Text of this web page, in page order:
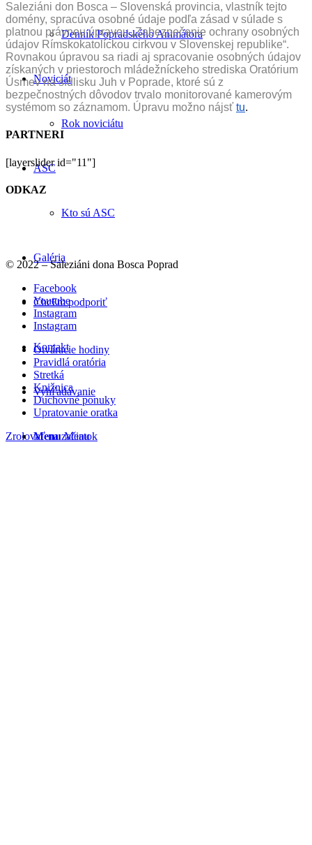
Denník Popradského Animátora
Noviciát
Rok noviciátu
ASC
Kto sú ASC
Galéria
Chc€m podporiť
Kontakt
Vyhľadávanie
Menu Menu
Saleziáni don Bosca – Slovenská provincia, vlastník tejto
domény, spracúva osobné údaje podľa zásad v súlade s
platnou právnou úpravou „Zabezpečenie ochrany osobných
údajov Rímskokatolíckou cirkvou v Slovenskej republike“.
Rovnakou úpravou sa riadi aj spracovanie osobných údajov
získaných v priestoroch mládežníckeho strediska Oratórium
Úsmev na sídlisku Juh v Poprade, ktoré sú z
bezpečnostných dôvodov trvalo monitorované kamerovým
systémom so záznamom. Úpravu možno nájsť tu.
PARTNERI
[layerslider id="11"]
ODKAZ
© 2022 – Saleziáni dona Bosca Poprad
Facebook
Youtube
Instagram
Instagram
Otváracie hodiny
Pravidlá oratória
Stretká
Knižnica
Duchovné ponuky
Upratovanie oratka
Zrolovať na začiatok